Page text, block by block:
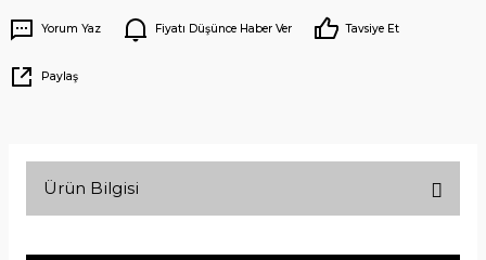
Yorum Yaz Fiyatı Düşünce Haber Ver Tavsiye Et
Paylaş
Ürün Bilgisi